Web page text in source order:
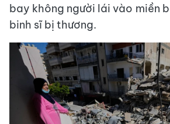
bay không người lái vào miền
binh sĩ bị thương.